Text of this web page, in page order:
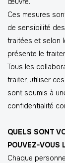
Ces mesures
de sensibilité
traitées et selon
présente le
Tous les
traiter, utiliser
sont soumis à
confidentialité
QUELS SONT
POUVEZ-VOUS
Chaque